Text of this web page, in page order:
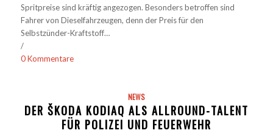
Spritpreise sind kräftig angezogen. Besonders betroffen sind
Fahrer von Dieselfahrzeugen, denn der Preis für den
Selbstzünder-Kraftstoff…
/
0 Kommentare
NEWS
DER ŠKODA KODIAQ ALS ALLROUND-TALENT
FÜR POLIZEI UND FEUERWEHR